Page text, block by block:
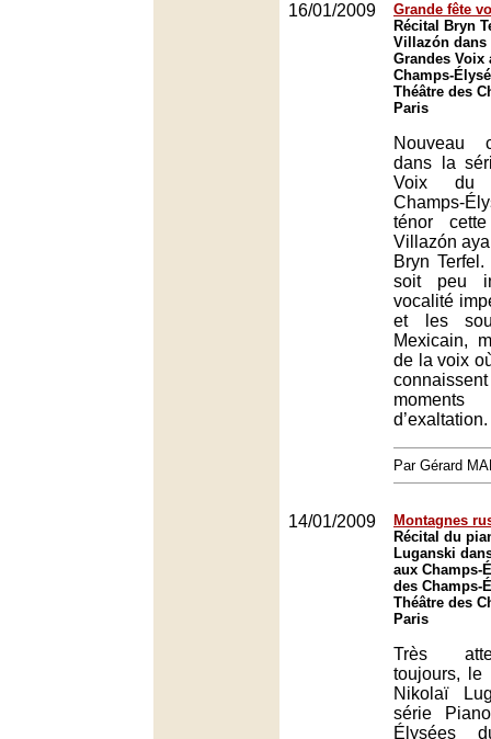
16/01/2009
Grande fête
Récital Bryn
Villazón dans
Grandes Voix
Champs-
Théâtre des
Paris
Nouveau
dans la
Voix du
Champs-
ténor
Villazón
Bryn
soit peu
vocalité
et les
Mexicain,
de la voix
d’exaltation.
Par Gérard
14/01/2009
Montagnes
Récital du
Luganski
aux Champs-
des Champs-
Théâtre des
Paris
Très
toujours, le
Nikolaï
série
Élysées